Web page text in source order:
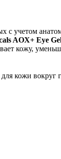
учетом
AOX+ Eye
кожу,
кожи вокруг